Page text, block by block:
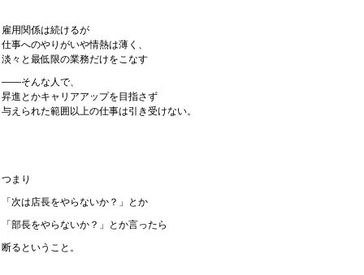
雇用関係は続けるが
仕事へのやりがいや情熱は薄く、
淡々と最低限の業務だけをこなす
——そんな人で、
昇進とかキャリアアップを目指さず
与えられた範囲以上の仕事は引き受けない。
つまり
「次は店長をやらないか？」とか
「部長をやらないか？」とか言ったら
断るということ。